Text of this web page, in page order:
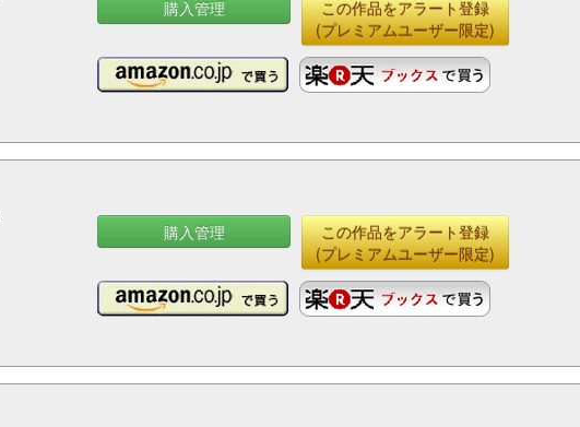
購入管理
この作品をアラート登録
(プレミアムユーザー限定)
購入管理
この作品をアラート登録
(プレミアムユーザー限定)